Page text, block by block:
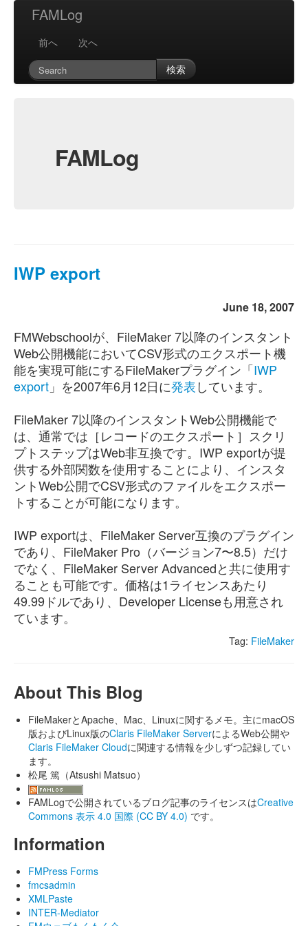
FAMLog
前へ
次へ
検索
FAMLog
IWP export
June 18, 2007
FMWebschoolが、FileMaker 7以降のインスタント
Web公開機能においてCSV形式のエクスポート機
能を実現可能にするFileMakerプラグイン「IWP
export 」を2007年6月12日に発表しています。
FileMaker 7以降のインスタントWeb公開機能で
は、通常では［レコードのエクスポート］スクリ
プトステップはWeb非互換です。IWP exportが提
供する外部関数を使用することにより、インスタ
ントWeb公開でCSV形式のファイルをエクスポー
トすることが可能になります。
IWP exportは、FileMaker Server互換のプラグイン
であり、FileMaker Pro（バージョン7〜8.5）だけ
でなく、FileMaker Server Advancedと共に使用す
ることも可能です。価格は1ライセンスあたり
49.99ドルであり、Developer Licenseも用意され
ています。
Tag: FileMaker
About This Blog
FileMakerとApache、Mac、Linuxに関するメモ。主にmacOS
版およびLinux版のClaris FileMaker ServerによるWeb公開や
Claris FileMaker Cloudに関連する情報を少しずつ記録してい
ます。
松尾 篤（Atsushi Matsuo）
FAMLogで公開されているブログ記事のライセンスはCreative
Commons 表示 4.0 国際 (CC BY 4.0) です。
Information
FMPress Forms
fmcsadmin
XMLPaste
INTER-Mediator